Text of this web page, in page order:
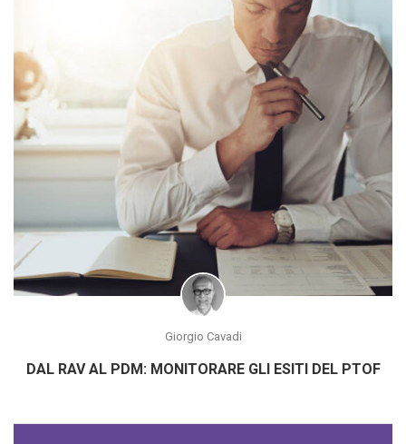
Giorgio Cavadi
DAL RAV AL PDM: MONITORARE GLI ESITI DEL PTOF